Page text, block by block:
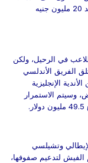
ألفيش في الموسم المقبل، وذلك لأن قيمتها وقف عند 20 مليون جنيه
في الرحيل، ولكن
الفريق الأندلسي
الإنجليزية
وسيتم الاستمرار
وتشيلسي
الفيش لتدعيم صفوفها،